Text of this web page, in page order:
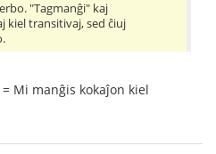
"Tagmanĝi" kaj
kiel transitivaj, sed ĉiuj
Mi manĝis kokaĵon kiel